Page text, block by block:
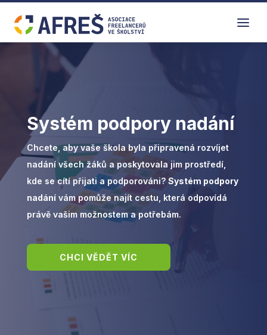
a
Systém podpory nadání
Chcete, aby vaše škola byla připravená rozvíjet
nadání všech žáků a poskytovala jim prostředí,
kde se cítí přijati a podporováni?Systém podpory
nadánívám pomůže najít cestu, která odpovídá
právě vašim možnostem a potřebám.
CHCI VĚDĚT VÍC